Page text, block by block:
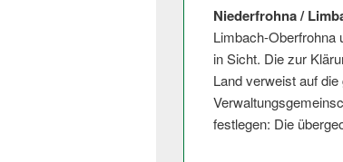
Niederfrohna /
Limbach-Oberfrohna
in Sicht. Die zur
Land verweist auf
festlegen: Die